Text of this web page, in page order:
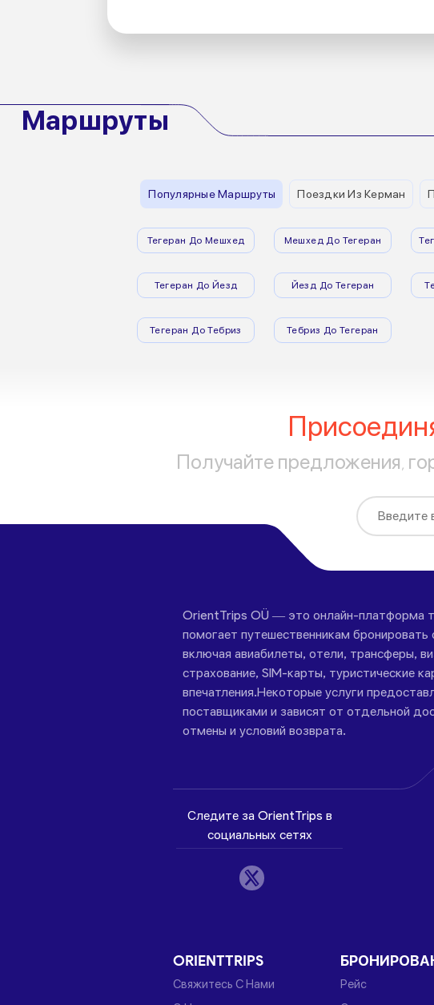
Маршруты
Популярные Маршруты Поездки Из Керман
Тегеран До Мешхед Мешхед До Тегеран
Тегеран До Йезд Йезд До Тегеран
Тегеран До Тебриз Тебриз До Тегеран
Получайте предложения,
OrientTrips OÜ — это онлайн-платформа
помогает путешественникам
включая авиабилеты, отели, трансферы,
страхование, SIM-карты, туристические
впечатления.Некоторые услуги
поставщиками и зависят от отдельной
отмены и условий возврата.
Следите за OrientTrips в
социальных сетях
ORIENTTRIPS
Свяжитесь С Нами
Рейс